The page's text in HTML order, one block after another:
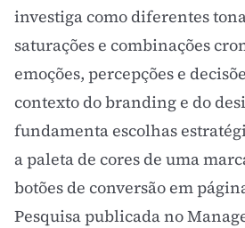
investiga como diferentes
saturações e combinações
emoções, percepções e
contexto dobrandinge do
fundamenta escolhas
apaleta de coresde uma
botões de conversão em
Pesquisa publicada no